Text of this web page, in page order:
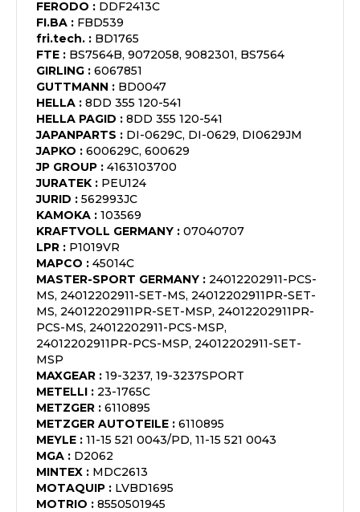
FERODO : DDF2413C
FI.BA : FBD539
fri.tech. : BD1765
FTE : BS7564B, 9072058, 9082301, BS7564
GIRLING : 6067851
GUTTMANN : BD0047
HELLA : 8DD 355 120-541
HELLA PAGID : 8DD 355 120-541
JAPANPARTS : DI-0629C, DI-0629, DI0629JM
JAPKO : 600629C, 600629
JP GROUP : 4163103700
JURATEK : PEU124
JURID : 562993JC
KAMOKA : 103569
KRAFTVOLL GERMANY : 07040707
LPR : P1019VR
MAPCO : 45014C
MASTER-SPORT GERMANY : 24012202911-PCS-
MS, 24012202911-SET-MS, 24012202911PR-SET-
MS, 24012202911PR-SET-MSP, 24012202911PR-
PCS-MS, 24012202911-PCS-MSP,
24012202911PR-PCS-MSP, 24012202911-SET-
MSP
MAXGEAR : 19-3237, 19-3237SPORT
METELLI : 23-1765C
METZGER : 6110895
METZGER AUTOTEILE : 6110895
MEYLE : 11-15 521 0043/PD, 11-15 521 0043
MGA : D2062
MINTEX : MDC2613
MOTAQUIP : LVBD1695
MOTRIO : 8550501945